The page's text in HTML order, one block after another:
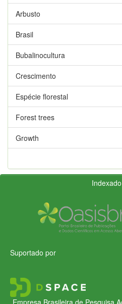
Arbusto
Brasil
Bubalinocultura
Crescimento
Espécie florestal
Forest trees
Growth
Suportado por
Empresa Brasileira de Pesquisa